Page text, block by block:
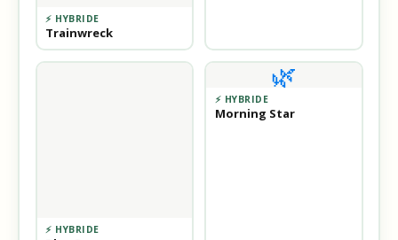
⚡ HYBRIDE
Trainwreck
⚡ HYBRIDE
🌿
⚡ HYBRIDE
Morning Star